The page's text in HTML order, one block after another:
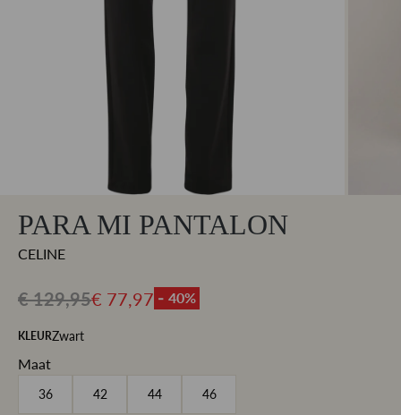
PARA MI PANTALON
CELINE
€ 129,95€ 77,97 - 40%
KLEURZwart
Maat
36 42 44 46